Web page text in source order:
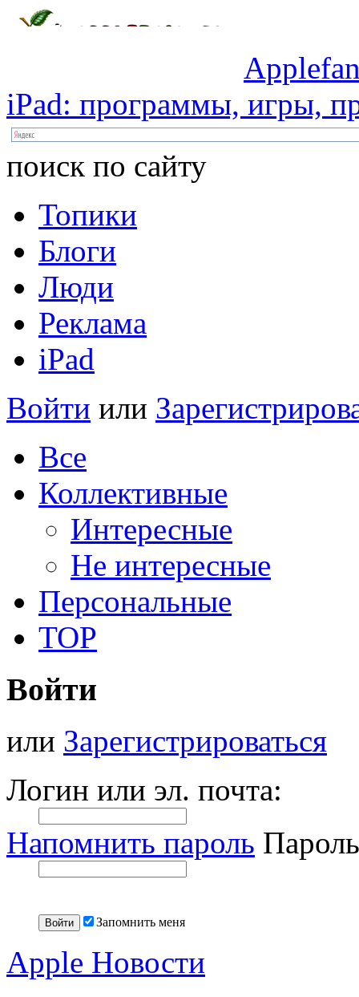
iPad: программы, игры,
поиск по сайту
Топики
Блоги
Люди
Реклама
iPad
Войти или
Все
Коллективные
Интересные
Не интересные
Персональные
TOP
Войти
или Зарегистрироваться
Логин или эл. почта:
Напомнить пароль
Запомнить меня
Apple Новости